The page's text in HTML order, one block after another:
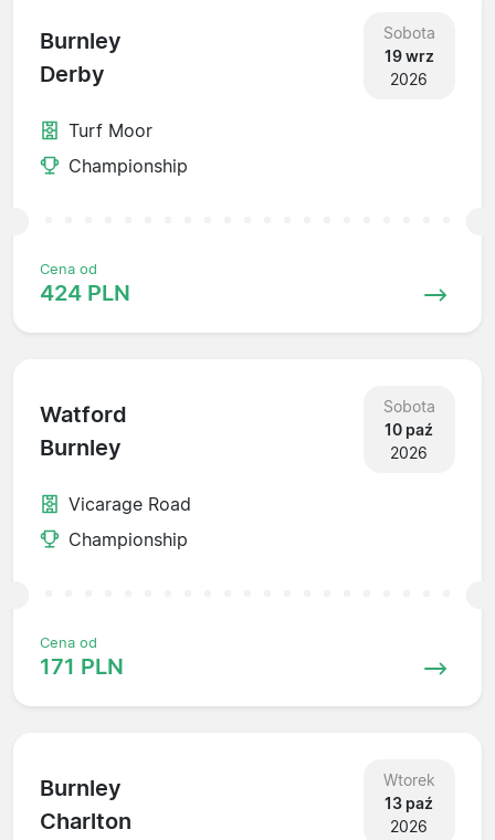
Burnley
Derby
Sobota
19 wrz
2026
Turf Moor
Championship
Cena od
424 PLN
Watford
Burnley
Sobota
10 paź
2026
Vicarage Road
Championship
Cena od
171 PLN
Burnley
Charlton
Wtorek
13 paź
2026